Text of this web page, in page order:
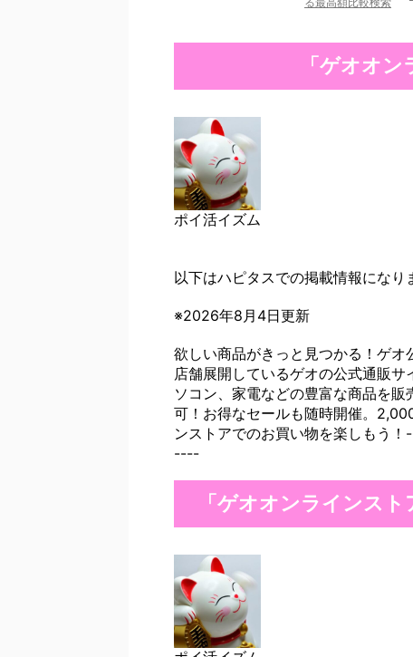
「ゲオオ
ポイ活イズム
以下はハピタスでの掲載情報になり
※2026年8月4日更新
欲しい商品がきっと見つかる！ゲ
店舗展開しているゲオの公式通販
ソコン、家電などの豊富な商品を
可！お得なセールも随時開催。
ンストアでのお買い物を楽し
----
「ゲオオンラインス